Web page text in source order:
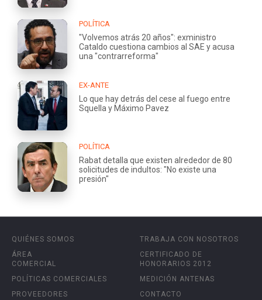
POLÍTICA
"Volvemos atrás 20 años": exministro
Cataldo cuestiona cambios al SAE y acusa
una "contrarreforma"
EX-ANTE
Lo que hay detrás del cese al fuego entre
Squella y Máximo Pavez
POLÍTICA
Rabat detalla que existen alrededor de 80
solicitudes de indultos: "No existe una
presión"
QUIÉNES SOMOS
ÁREA
COMERCIAL
POLÍTICAS COMERCIALES
PROVEEDORES
TRABAJA CON NOSOTROS
CERTIFICADO DE
HONORARIOS 2012
MEDICIÓN ANTENAS
CONTACTO